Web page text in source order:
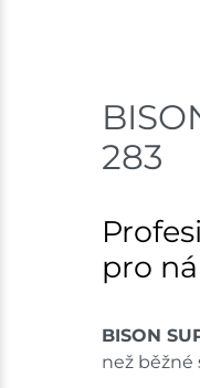
283
pro
BISON
než